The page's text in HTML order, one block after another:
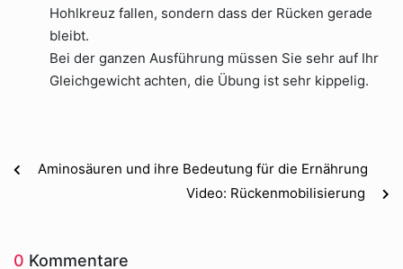
Hohlkreuz fallen, sondern dass der Rücken gerade
bleibt.
Bei der ganzen Ausführung müssen Sie sehr auf Ihr
Gleichgewicht achten, die Übung ist sehr kippelig.
Aminosäuren und ihre Bedeutung für die Ernährung
Video: Rückenmobilisierung
0 Kommentare